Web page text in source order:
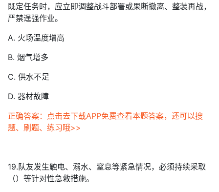
既定任务时，应立即调整战斗部署或果断撤离、整装再战，
严禁逞强作业。
A. 火场温度增高
B. 烟气增多
C. 供水不足
D. 器材故障
正确答案：点击去下载APP免费查看本题答案，还可以搜
题、刷题、练习哦>>
19.队友发生触电、溺水、窒息等紧急情况，必须持续采取
（）等针对性急救措施。